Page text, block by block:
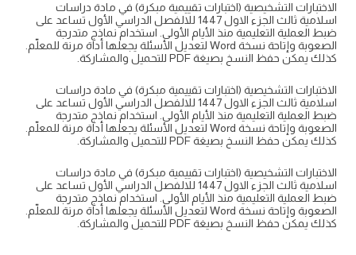
الاختبارات التشخيصية (اختبارات تقييمية مبكرة) في مادة دراسات
اسلامية ثالث الجزء الاول 1447 للالفصل الدراسي الأول تساعد على
ضبط العملية التعليمية منذ الأيام الأولى. استخدام نماذج متدرجة
الصعوبة وإتاحة نسخة Word لتعديل الأسئلة يجعلها أداة مرنة للمعلّم.
كذلك يمكن حفظ النسخ بصيغة PDF للتحميل والمشاركة.
الاختبارات التشخيصية (اختبارات تقييمية مبكرة) في مادة دراسات
اسلامية ثالث الجزء الاول 1447 للالفصل الدراسي الأول تساعد على
ضبط العملية التعليمية منذ الأيام الأولى. استخدام نماذج متدرجة
الصعوبة وإتاحة نسخة Word لتعديل الأسئلة يجعلها أداة مرنة للمعلّم.
كذلك يمكن حفظ النسخ بصيغة PDF للتحميل والمشاركة.
الاختبارات التشخيصية (اختبارات تقييمية مبكرة) في مادة دراسات
اسلامية ثالث الجزء الاول 1447 للالفصل الدراسي الأول تساعد على
ضبط العملية التعليمية منذ الأيام الأولى. استخدام نماذج متدرجة
الصعوبة وإتاحة نسخة Word لتعديل الأسئلة يجعلها أداة مرنة للمعلّم.
كذلك يمكن حفظ النسخ بصيغة PDF للتحميل والمشاركة.